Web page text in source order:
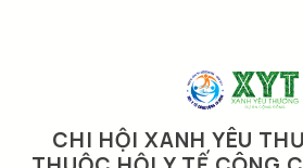
CHI HỘI XANH YÊU